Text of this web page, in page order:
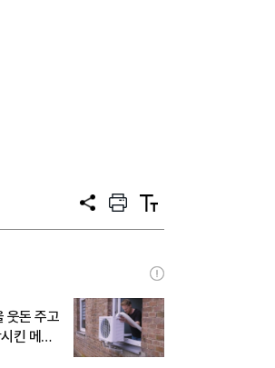
공
프
트
텍
트
웃돈 주고
킨 메이